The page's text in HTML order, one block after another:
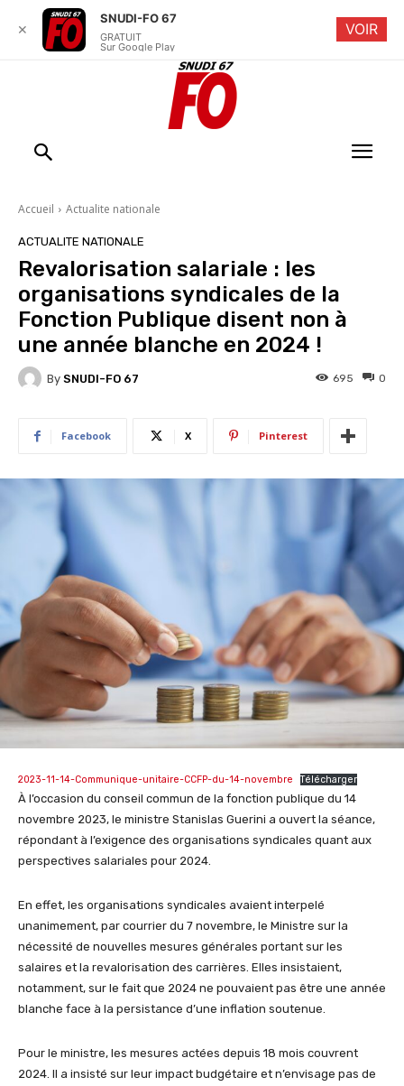
Accueil Actualite nationale
ACTUALITE NATIONALE
Revalorisation salariale : les
organisations syndicales de la
Fonction Publique disent non à
une année blanche en 2024 !
By SNUDI-FO 67 0
695
Facebook X Pinterest
2023-11-14-Communique-unitaire-CCFP-du-14-novembre Télécharger
À l’occasion du conseil commun de la fonction publique du 14
novembre 2023, le ministre Stanislas Guerini a ouvert la séance,
répondant à l’exigence des organisations syndicales quant aux
perspectives salariales pour 2024.
En effet, les organisations syndicales avaient interpelé
unanimement, par courrier du 7 novembre, le Ministre sur la
nécessité de nouvelles mesures générales portant sur les
salaires et la revalorisation des carrières. Elles insistaient,
notamment, sur le fait que 2024 ne pouvaient pas être une année
blanche face à la persistance d’une inflation soutenue.
Pour le ministre, les mesures actées depuis 18 mois couvrent
2024. Il a insisté sur leur impact budgétaire et n’envisage pas de
✕
SNUDI-FO 67
GRATUIT
Sur Google Play
VOIR